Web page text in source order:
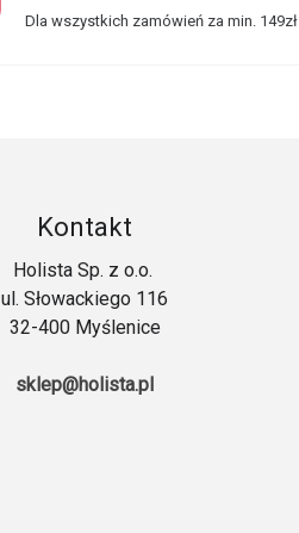
Dla wszystkich zamówień za min. 149zł.
Kontakt
Holista Sp. z o.o.
ul. Słowackiego 116
32-400 Myślenice
sklep@holista.pl